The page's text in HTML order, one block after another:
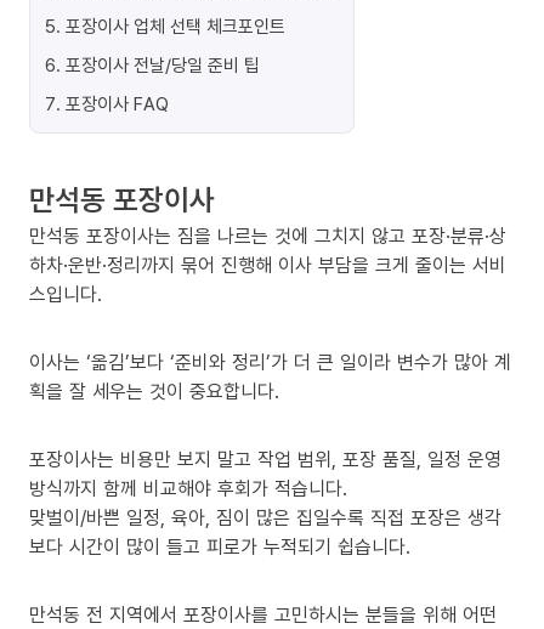
5. 포장이사 업체 선택 체크포인트
6. 포장이사 전날/당일 준비 팁
7. 포장이사 FAQ
만석동 포장이사
만석동 포장이사는 짐을 나르는 것에 그치지 않고 포장·분류·상
하차·운반·정리까지 묶어 진행해 이사 부담을 크게 줄이는 서비
스입니다.
이사는 ‘옮김’보다 ‘준비와 정리’가 더 큰 일이라 변수가 많아 계
획을 잘 세우는 것이 중요합니다.
포장이사는 비용만 보지 말고 작업 범위, 포장 품질, 일정 운영
방식까지 함께 비교해야 후회가 적습니다.
맞벌이/바쁜 일정, 육아, 짐이 많은 집일수록 직접 포장은 생각
보다 시간이 많이 들고 피로가 누적되기 쉽습니다.
만석동 전 지역에서 포장이사를 고민하시는 분들을 위해 어떤